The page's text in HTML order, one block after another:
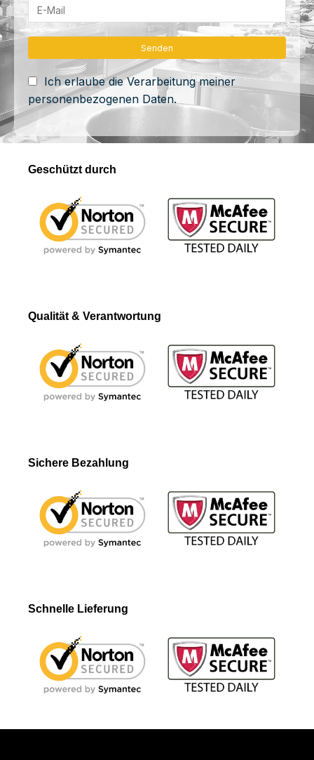
Ich erlaube die Verarbeitung meiner
personenbezogenen Daten.
Geschützt durch
Qualität & Verantwortung
Sichere Bezahlung
Schnelle Lieferung